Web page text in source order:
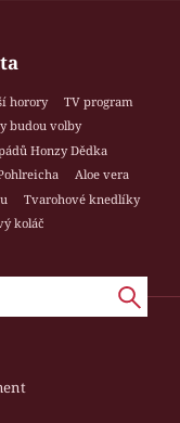
horory
TV program
budou volby
Honzy Dědka
Aloe vera
Tvarohové knedlíky
koláč